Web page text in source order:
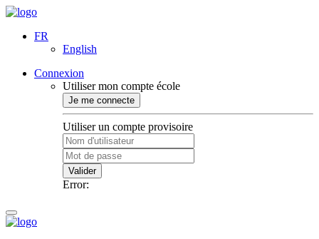
FR
English
Connexion
Utiliser mon compte école
Je me connecte
Utiliser un compte provisoire
Valider
Error: